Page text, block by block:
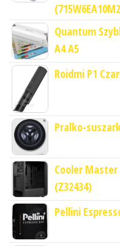
Quantum
A4 A5
Roidmi P1
Pralko-
Cooler Master
(Z32434)
Pellini